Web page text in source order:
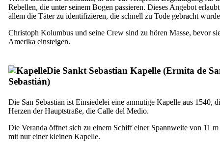
Rebellen, die unter seinem Bogen passieren. Dieses Angebot
allem die Täter zu identifizieren, die schnell zu Tode gebracht
Christoph Kolumbus und seine Crew sind zu hören Masse, bevor
Amerika einsteigen.
Die Sankt Sebastian Kapelle (Ermita de
Sebastián)
Die San Sebastian ist Einsiedelei eine anmutige Kapelle aus 1540,
Herzen der Hauptstraße, die Calle del Medio.
Die Veranda öffnet sich zu einem Schiff einer Spannweite von 11
mit nur einer kleinen Kapelle.